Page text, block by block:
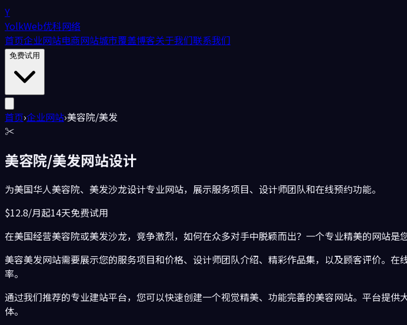
Y
YolkWeb优科网络
首页企业网站电商网站城市覆盖博客关于我们联系我们
免费试用
首页›企业网站›美容院/美发
✂️
美容院/美发网站设计
为美国华人美容院、美发沙龙设计专业网站，展示服务项目、设计师团队和在线预约功能。
$12.8/月起14天免费试用
在美国经营美容院或美发沙龙，竞争激烈，如何在众多对手中脱颖而出？一个专业精美的网站
美容美发网站需要展示您的服务项目和价格、设计师团队介绍、精彩作品集，以及顾客评价。
率。
通过我们推荐的专业建站平台，您可以快速创建一个视觉精美、功能完善的美容网站。平台提
体。